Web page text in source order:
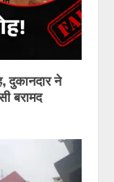
गांव में
के गम में हर
दुकानदार ने
बरामद